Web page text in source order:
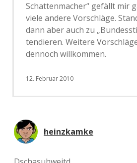
Schattenmacher“ gefällt mir
viele andere Vorschläge.
dann aber auch zu
tendieren. Weitere
dennoch willkommen.
12. Februar 2010
heinzkamke